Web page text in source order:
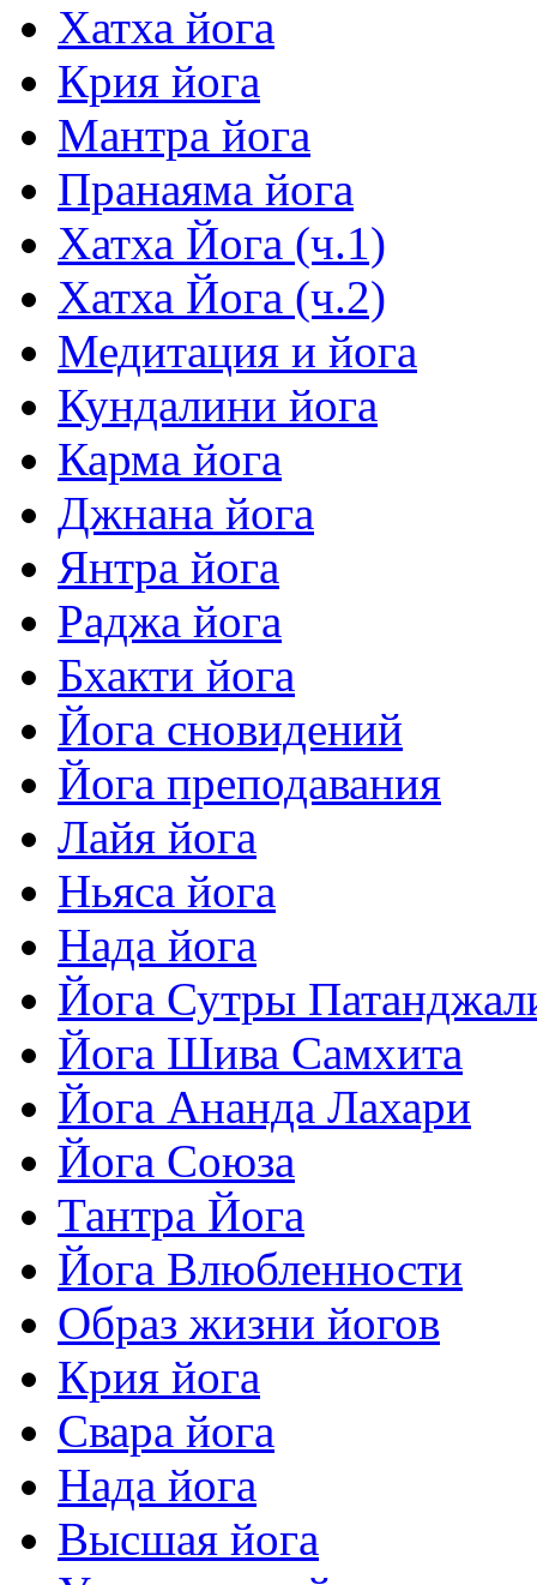
Хатха йога
Крия йога
Мантра йога
Пранаяма йога
Хатха Йога (ч.1)
Хатха Йога (ч.2)
Медитация и йога
Кундалини йога
Карма йога
Джнана йога
Янтра йога
Раджа йога
Бхакти йога
Йога сновидений
Йога преподавания
Лайя йога
Ньяса йога
Нада йога
Йога Сутры
Йога Шива Самхита
Йога Ананда Лахари
Йога Союза
Тантра Йога
Йога Влюбленности
Образ жизни йогов
Крия йога
Свара йога
Нада йога
Высшая йога